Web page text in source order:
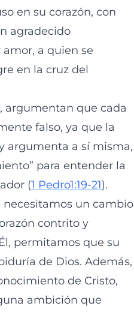
en su corazón, con
agradecido
a quien se
en la cruz del
argumentan que cada
falso, ya que la
argumenta a sí misma,
para entender la
(1 Pedro1:19-21).
necesitamos un cambio
contrito y
permitamos que su
de Dios. Además,
de Cristo,
ambición que